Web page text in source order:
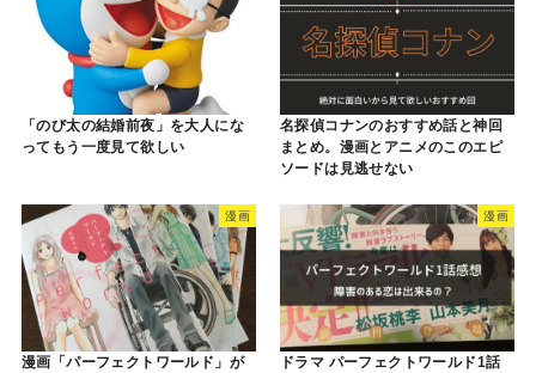
「のび太の結婚前夜」を大人にな
ってもう一度見て欲しい
名探偵コナンのおすすめ話と神回
まとめ。漫画とアニメのこのエピ
ソードは見逃せない
漫画
漫画「パーフェクトワールド」が
漫画
ドラマ パーフェクトワールド1話